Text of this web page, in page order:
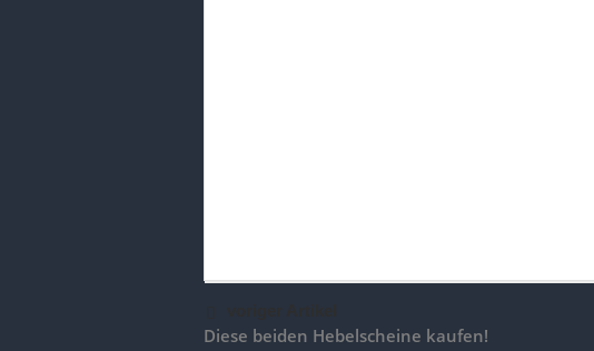
Diese beiden Hebelscheine kaufen!